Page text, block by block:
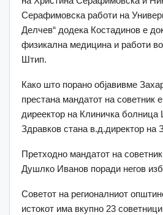
Серафимовска работи на
Делчев“ додека Костадинов е
физикална медицина и работи
Штип.
Како што порано објавивме
престана мандатот на советник
диреектор на Клиничка
Здравков стана в.д.директор на
Претходно мандатот на
Душлко Иванов поради негов
Советот на регионалниот
истокот има вкупно 23